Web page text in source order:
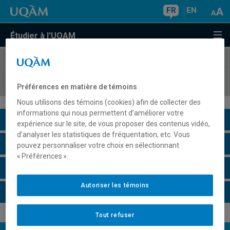
FR EN
Étudier à l'UQAM
COURS//
Description du cours
Horaire - Été 2026
Préférences en matière de témoins
Nous utilisons des témoins (cookies) afin de collecter des
informations qui nous permettent d’améliorer votre
expérience sur le site, de vous proposer des contenus vidéo,
d’analyser les statistiques de fréquentation, etc. Vous
pouvez personnaliser votre choix en sélectionnant
« Préférences ».
Tout refuser
Autoriser les témoins